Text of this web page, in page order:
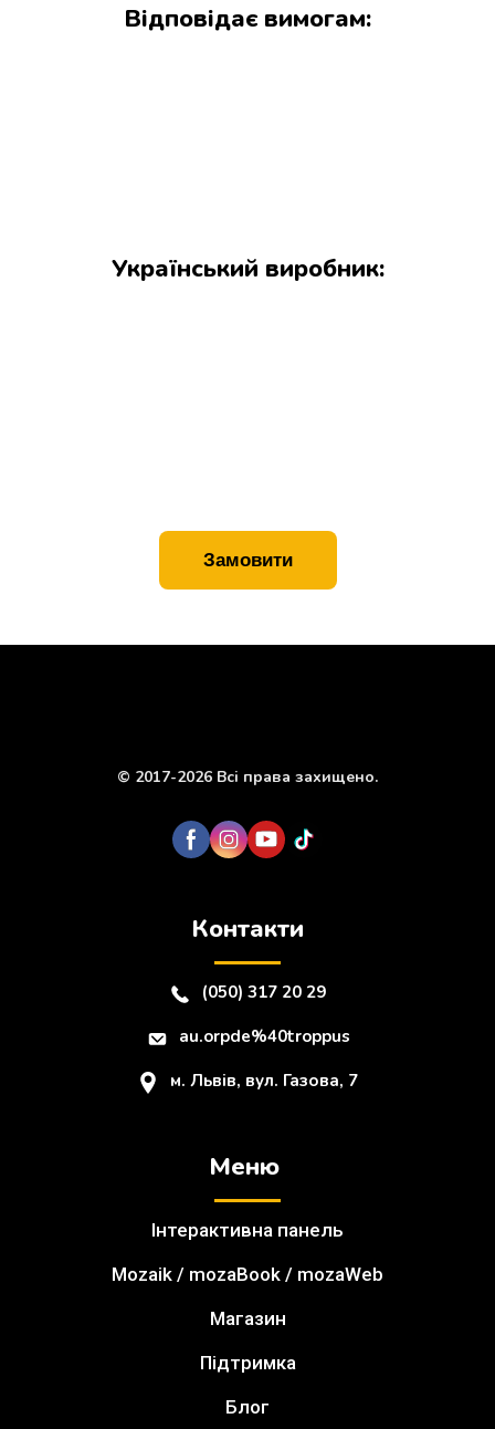
Відповідає вимогам:
Український виробник:
Замовити
© 2017-2026 Всі права захищено.
Контакти
(050) 317 20 29
au.orpde%40troppus
м. Львів, вул. Газова, 7
Меню
Інтерактивна панель
Mozaik / mozaBook / mozaWeb
Магазин
Підтримка
Блог